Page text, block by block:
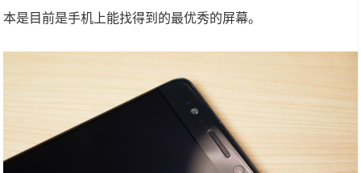
本是目前是手机上能找得到的最优秀的屏幕。